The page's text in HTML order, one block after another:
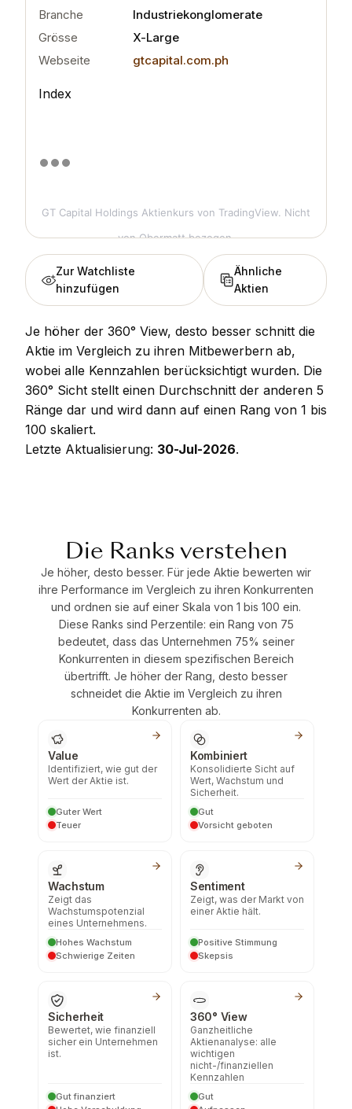
Branche
Industriekonglomerate
Grösse
X-Large
Webseite
gtcapital.com.ph
Index
GT Capital Holdings Aktienkurs von TradingView. Nicht
von Obermatt bezogen.
Zur Watchliste
hinzufügen
Ähnliche
Aktien
Je höher der 360° View, desto besser schnitt die
Aktie im Vergleich zu ihren Mitbewerbern ab,
wobei alle Kennzahlen berücksichtigt wurden. Die
360° Sicht stellt einen Durchschnitt der anderen 5
Ränge dar und wird dann auf einen Rang von 1 bis
100 skaliert.
Letzte Aktualisierung: 30-Jul-2026.
Die Ranks verstehen
Je höher, desto besser. Für jede Aktie bewerten wir
ihre Performance im Vergleich zu ihren Konkurrenten
und ordnen sie auf einer Skala von 1 bis 100 ein.
Diese Ranks sind Perzentile: ein Rang von 75
bedeutet, dass das Unternehmen 75% seiner
Konkurrenten in diesem spezifischen Bereich
übertrifft. Je höher der Rang, desto besser
schneidet die Aktie im Vergleich zu ihren
Konkurrenten ab.
Value
Identifiziert, wie gut der
Wert der Aktie ist.
Guter Wert
Teuer
Kombiniert
Konsolidierte Sicht auf
Wert, Wachstum und
Sicherheit.
Gut
Vorsicht geboten
Wachstum
Zeigt das
Wachstumspotenzial
eines Unternehmens.
Hohes Wachstum
Schwierige Zeiten
Sentiment
Zeigt, was der Markt von
einer Aktie hält.
Positive Stimmung
Skepsis
Sicherheit
Bewertet, wie finanziell
sicher ein Unternehmen
ist.
Gut finanziert
360° View
Ganzheitliche
Aktienanalyse: alle
wichtigen
nicht-/finanziellen
Kennzahlen
Gut